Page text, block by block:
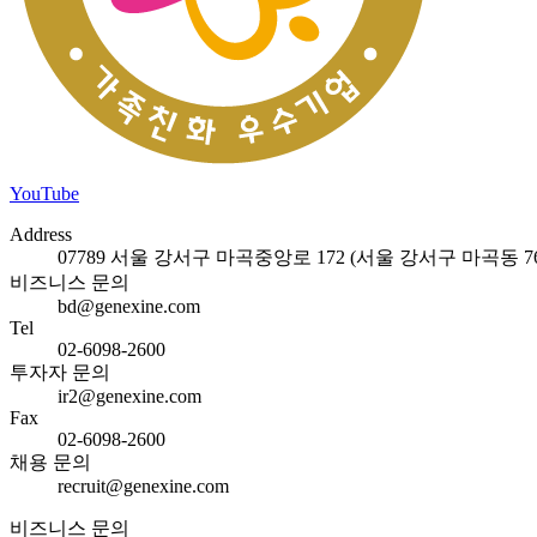
YouTube
Address
07789 서울 강서구 마곡중앙로 172 (서울 강서구 마곡동
비즈니스 문의
bd@genexine.com
Tel
02-6098-2600
투자자 문의
ir2@genexine.com
Fax
02-6098-2600
채용 문의
recruit@genexine.com
비즈니스 문의